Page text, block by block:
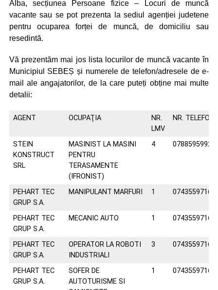
Alba, secțiunea Persoane fizice – Locuri de muncă
vacante sau se pot prezenta la sediul agenției judetene
pentru ocuparea forței de muncă, de domiciliu sau
resedintă.
Vă prezentăm mai jos lista locurilor de muncă vacante în
Municipiul SEBEȘ și numerele de telefon/adresele de e-
mail ale angajatorilor, de la care puteți obține mai multe
detalii:
AGENT OCUPAŢIA
NR.
LMV
NR.
STEIN
KONSTRUCT
SRL
MASINIST LA MASINI
PENTRU
TERASAMENTE
(IFRONIST)
4 0788595992
PEHART TEC
GRUP S.A.
MANIPULANT MARFURI 1 0743559716
PEHART TEC
GRUP S.A.
MECANIC AUTO 1 0743559716
PEHART TEC
GRUP S.A.
OPERATOR LA ROBOTI
INDUSTRIALI
3 0743559716
PEHART TEC
GRUP S.A.
SOFER DE
AUTOTURISME SI
1 0743559716